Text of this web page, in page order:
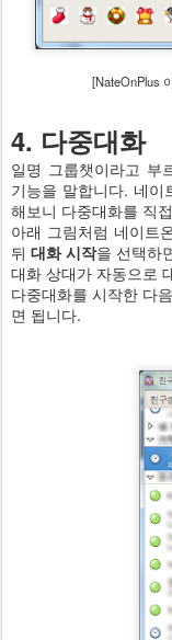
[NateOnPlus
4. 다중대화
일명 그룹챗이라고 부
기능을 말합니다. 네
해보니 다중대화를 직
아래 그림처럼 네이트
뒤 대화 시작을 선택하
대화 상대가 자동으로
다중대화를 시작한 다
면 됩니다.